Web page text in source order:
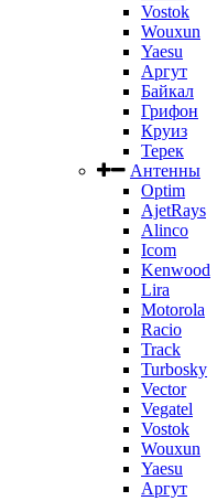
Vostok
Wouxun
Yaesu
Аргут
Байкал
Грифон
Круиз
Терек
Антенны
Optim
AjetRays
Alinco
Icom
Kenwood
Lira
Motorola
Racio
Track
Turbosky
Vector
Vegatel
Vostok
Wouxun
Yaesu
Аргут